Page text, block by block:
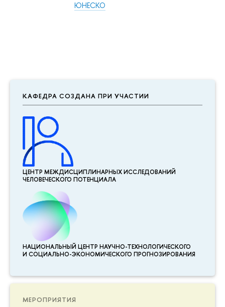
КАФЕДРА СОЗДАНА ПРИ УЧАСТИИ
ЦЕНТР МЕЖДИСЦИПЛИНАР­НЫХ ИССЛЕДОВАНИЙ
ЧЕЛОВЕЧЕСКОГО ПОТЕНЦИАЛА
НАЦИОНАЛЬНЫЙ ЦЕНТР НАУЧНО-ТЕХНОЛОГИЧЕСКОГО
И СОЦИАЛЬНО-ЭКОНОМИЧЕСКОГО ПРОГНОЗИРОВАНИЯ
МЕРОПРИЯТИЯ
ЮНЕСКО